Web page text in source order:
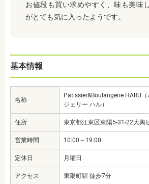
お値段も買い求めやすく、味も美味
がとても気に入ったようです。
基本情報
名称
Patissier&Boulangerie HARU
ジェリー ハル）
住所 東京都江東区東陽5-31-22大興
営業時間 10:00～19:00
定休日 月曜日
アクセス 東陽町駅 徒歩7分